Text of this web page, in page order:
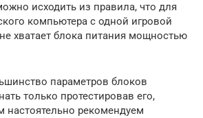
исходить из правила, что для
компьютера с одной игровой
хватает блока питания мощностью
параметров блоков
только протестировав его,
рекомендуем